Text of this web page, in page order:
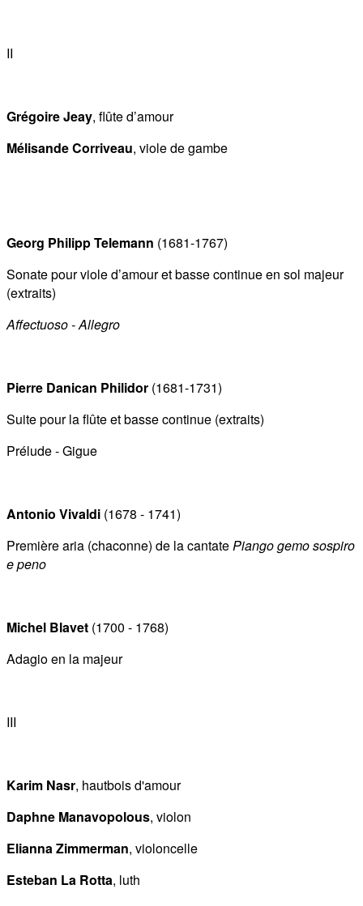
II
Grégoire Jeay, flûte d’amour
Mélisande Corriveau, viole de gambe
Georg Philipp Telemann (1681-1767)
Sonate pour viole d’amour et basse continue en sol majeur
(extraits)
Affectuoso - Allegro
Pierre Danican Philidor (1681-1731)
Suite pour la flûte et basse continue (extraits)
Prélude - Gigue
Antonio Vivaldi (1678 - 1741)
Première aria (chaconne) de la cantatePiango gemo sospiro
e peno
Michel Blavet (1700 - 1768)
Adagio en la majeur
III
Karim Nasr, hautbois d'amour
Daphne Manavopolous, violon
Elianna Zimmerman, violoncelle
Esteban La Rotta, luth